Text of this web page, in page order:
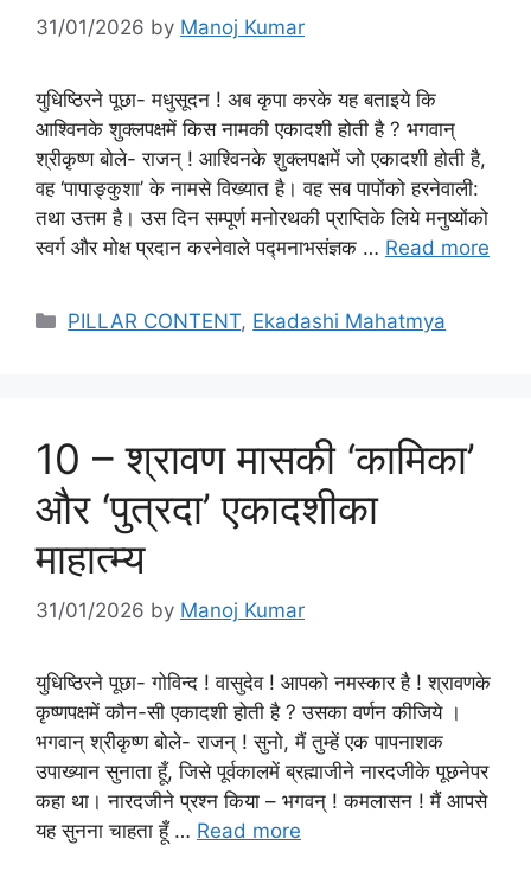
31/01/2026 by Manoj Kumar
युधिष्ठिरने पूछा- मधुसूदन ! अब कृपा करके यह बताइये कि
आश्विनके शुक्लपक्षमें किस नामकी एकादशी होती है ? भगवान्
श्रीकृष्ण बोले- राजन् ! आश्विनके शुक्लपक्षमें जो एकादशी होती है,
वह ‘पापाङ्कुशा’ के नामसे विख्यात है। वह सब पापोंको हरनेवाली:
तथा उत्तम है। उस दिन सम्पूर्ण मनोरथकी प्राप्तिके लिये मनुष्योंको
स्वर्ग और मोक्ष प्रदान करनेवाले पद्मनाभसंज्ञक … Read more
Categories
PILLAR CONTENT, Ekadashi Mahatmya
10 – श्रावण मासकी ‘कामिका’
और ‘पुत्रदा’ एकादशीका
माहात्म्य
31/01/2026 by Manoj Kumar
युधिष्ठिरने पूछा- गोविन्द ! वासुदेव ! आपको नमस्कार है ! श्रावणके
कृष्णपक्षमें कौन-सी एकादशी होती है ? उसका वर्णन कीजिये ।
भगवान् श्रीकृष्ण बोले- राजन् ! सुनो, मैं तुम्हें एक पापनाशक
उपाख्यान सुनाता हूँ, जिसे पूर्वकालमें ब्रह्माजीने नारदजीके पूछनेपर
कहा था। नारदजीने प्रश्न किया – भगवन् ! कमलासन ! मैं आपसे
यह सुनना चाहता हूँ … Read more